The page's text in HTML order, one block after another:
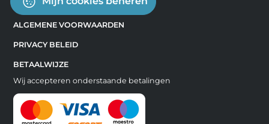
ALGEMENE VOORWAARDEN
PRIVACY BELEID
BETAALWIJZE
Wij accepteren onderstaande betalingen